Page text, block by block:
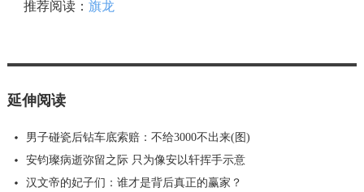
推荐阅读： 旗龙
延伸阅读
男子碰瓷后钻车底索赔：不给3000不出来(图)
安钧璨病逝弥留之际 只为像安以轩挥手示意
汉文帝的妃子们：谁才是背后真正的赢家？